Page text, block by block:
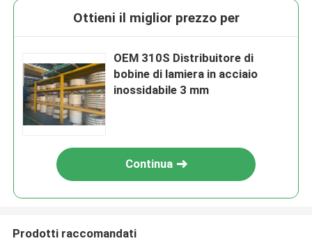
Ottieni il miglior prezzo per
OEM 310S Distribuitore di
bobine di lamiera in acciaio
inossidabile 3 mm
Continua
Prodotti raccomandati